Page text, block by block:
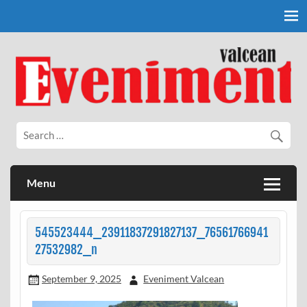
Eveniment Valcean
Menu
545523444_23911837291827137_76561766941
27532982_n
September 9, 2025 Eveniment Valcean